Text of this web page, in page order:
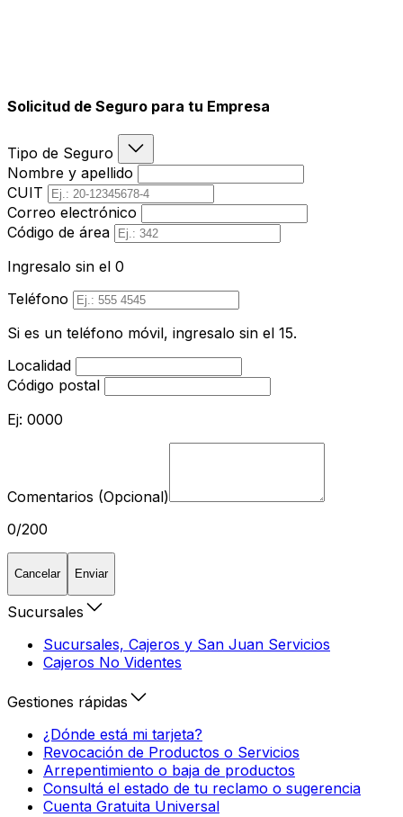
Solicitud de Seguro para tu Empresa
Tipo de Seguro
Nombre y apellido
CUIT
Correo electrónico
Código de área
Ingresalo sin el 0
Teléfono
Si es un teléfono móvil, ingresalo sin el 15.
Localidad
Código postal
Ej: 0000
Comentarios (Opcional)
0/200
Cancelar Enviar
Sucursales
Sucursales, Cajeros y San Juan Servicios
Cajeros No Videntes
Gestiones rápidas
¿Dónde está mi tarjeta?
Revocación de Productos o Servicios
Arrepentimiento o baja de productos
Consultá el estado de tu reclamo o sugerencia
Cuenta Gratuita Universal